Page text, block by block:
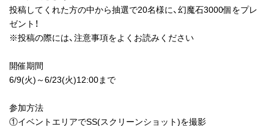
投稿してくれた方の中から抽選で20名様に、幻魔石3000個をプレ
ゼント！
※投稿の際には、注意事項をよくお読みください
開催期間
6/9(火)～6/23(火)12:00まで
参加方法
①イベントエリアでSS(スクリーンショット)を撮影